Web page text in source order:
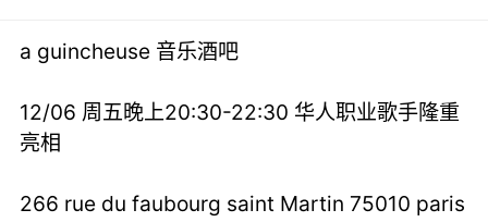
a guincheuse 音乐酒吧
12/06 周五晚上20:30-22:30 华人职业歌手隆重
亮相
266 rue du faubourg saint Martin 75010 paris